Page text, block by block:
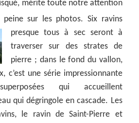
mérite toute notre attention
sur les photos. Six ravins
presque tous à sec seront à
traverser sur des strates de
pierre ; dans le fond du vallon,
c’est une série impressionnante
qui accueillent
qui dégringole en cascade. Les
le ravin de Saint-Pierre et